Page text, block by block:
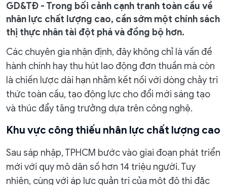
GD&TĐ - Trong bối cảnh cạnh tranh toàn cầu về
nhân lực chất lượng cao, cần sớm một chính sách
thị thực nhân tài đột phá và đồng bộ hơn.
Các chuyên gia nhận định, đây không chỉ là vấn đề
hành chính hay thu hút lao động đơn thuần mà còn
là chiến lược dài hạn nhằm kết nối với dòng chảy tri
thức toàn cầu, tạo động lực cho đổi mới sáng tạo
và thúc đẩy tăng trưởng dựa trên công nghệ.
Khu vực công thiếu nhân lực chất lượng cao
Sau sáp nhập, TPHCM bước vào giai đoạn phát triển
mới với quy mô dân số hơn 14 triệu người. Tuy
nhiên, cùng với áp lực quản trị của một đô thị đặc